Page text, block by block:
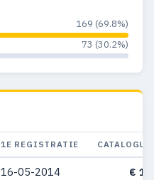
169 (69.8%)
73 (30.2%)
1E REGISTRATIE
16-05-2014 €